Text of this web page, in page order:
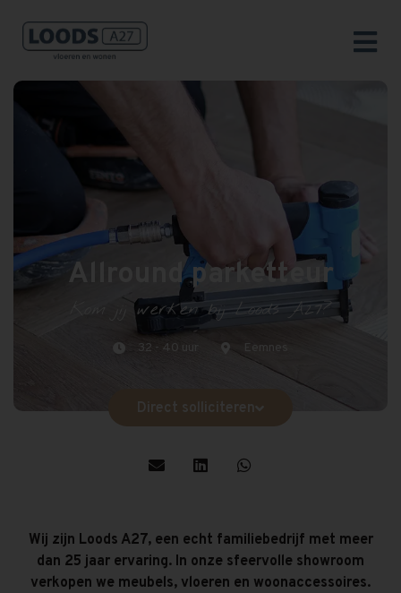
Allround parketteur
Kom jij werken bij Loods A27?
32 - 40 uur Eemnes
Direct solliciteren
Wij zijn Loods A27, een echt familiebedrijf met meer
dan 25 jaar ervaring. In onze sfeervolle showroom
verkopen we meubels, vloeren en woonaccessoires.